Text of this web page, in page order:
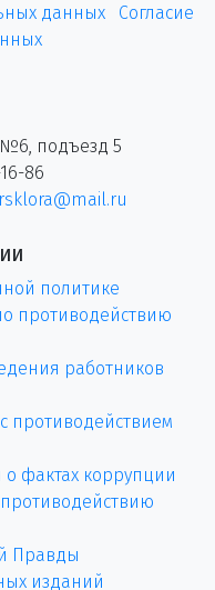
данных
Согласие
№6, подъезд 5
86
политике
противодействию
работников
противодействием
фактах коррупции
Правды
изданий